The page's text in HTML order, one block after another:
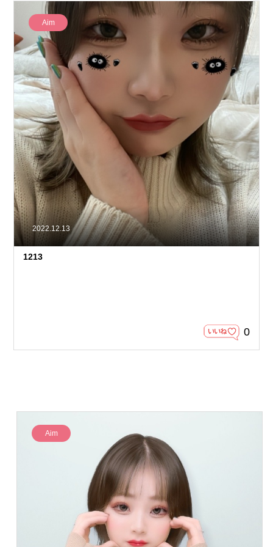
2022.12.13
Aim
1213
0
Aim